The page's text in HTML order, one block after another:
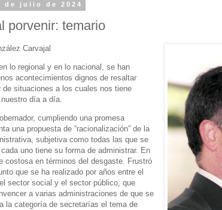
de julio de 2024
porvenir: temario
Carvajal
lo regional y en lo nacional, se han
acontecimientos dignos de resaltar
de situaciones a los cuales nos tiene
día a día.
cumpliendo una promesa
una propuesta de “racionalización” de la
subjetiva como todas las que se
uno tiene su forma de administrar. En
costosa en términos del desgaste. Frustró
que se ha realizado por años entre el
sector social y el sector público, que
a varias administraciones de que se
la categoría de secretarías el tema de